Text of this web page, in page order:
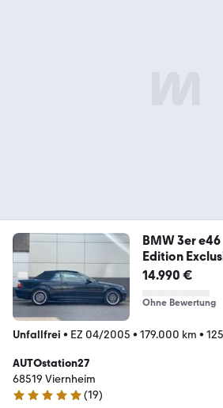
BMW 3er
Edition
14.990 €
Ohne Bewertung
Unfallfrei • EZ 04/2005 • 179.000 km •
AUTOstation27
68519 Viernheim
5 Sterne
(19)